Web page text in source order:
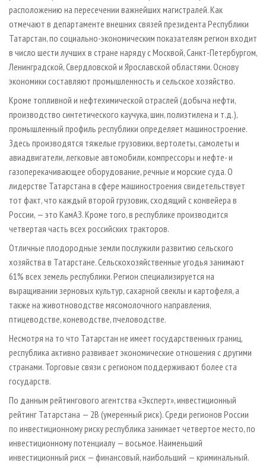
расположению на пересечении важнейших магистралей. Как
отмечают в департаменте внешних связей президента Республики
Татарстан, по социально-экономическим показателям регион входит
в число шести лучших в стране наряду с Москвой, Санкт-Петербургом,
Ленинградской, Свердловской и Ярославской областями. Основу
экономики составляют промышленность и сельское хозяйство.
Кроме топливной и нефтехимической отраслей (добыча нефти,
производство синтетического каучука, шин, полиэтилена и т.д.),
промышленный профиль республики определяет машиностроение.
Здесь производятся тяжелые грузовики, вертолеты, самолеты и
авиадвигатели, легковые автомобили, компрессоры и нефте- и
газоперекачивающее оборудование, речные и морские суда. О
лидерстве Татарстана в сфере машиностроения свидетельствует
тот факт, что каждый второй грузовик, сходящий с конвейера в
России, — это КамАЗ. Кроме того, в республике производится
четвертая часть всех российских тракторов.
Отличные плодородные земли послужили развитию сельского
хозяйства в Татарстане. Сельскохозяйственные угодья занимают
61% всех земель республики. Регион специализируется на
выращивании зерновых культур, сахарной свеклы и картофеля, а
также на животноводстве мясомолочного направления,
птицеводстве, коневодстве, пчеловодстве.
Несмотря на то что Татарстан не имеет государственных границ,
республика активно развивает экономические отношения с другими
странами. Торговые связи с регионом поддерживают более ста
государств.
По данным рейтингового агентства «Эксперт», инвестиционный
рейтинг Татарстана — 2В (умеренный риск). Среди регионов России
по инвестиционному риску республика занимает четвертое место, по
инвестиционному потенциалу — восьмое. Наименьший
инвестиционный риск — финансовый, наибольший — криминальный.